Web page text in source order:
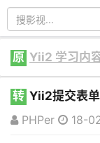
原 Yii2 学习内
转 Yii2提交表
PHPer
18-